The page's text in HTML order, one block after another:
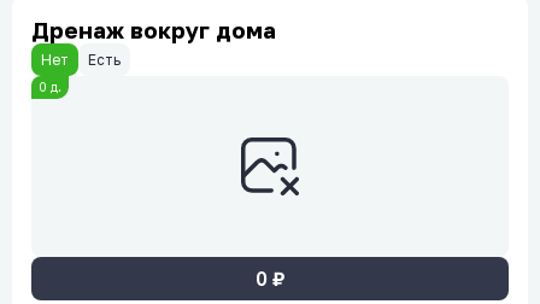
0 д.
0₽
Дренаж вокруг дома
Нет Есть